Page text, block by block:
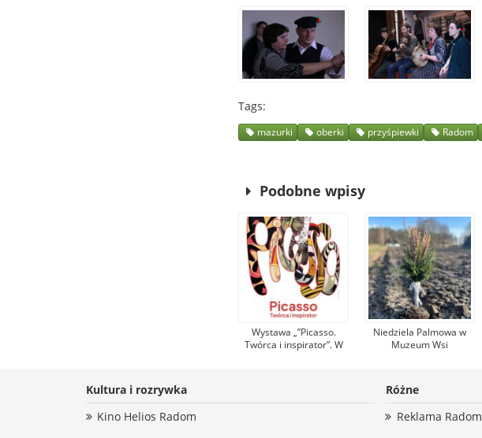
Tags
mazurki oberki przyśpiewki Radom
Podobne wpisy
Wystawa „”Picasso.
Twórca i inspirator”. W
Niedziela Palmowa w
Muzeum Wsi
święcenie zasiewów i
liczne warsztaty
Kultura i rozrywka
Kino Helios Radom
Różne
Reklama Radom